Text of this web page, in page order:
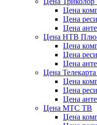
Цена
Цена
Цена
Цена НТВ
Цена
Цена
Цена
Цена
Цена
Цена
Цена
Цена МТС ТВ
Цена